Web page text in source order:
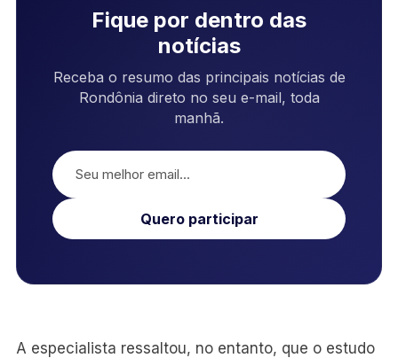
Fique por dentro das
notícias
Receba o resumo das principais notícias de
Rondônia direto no seu e-mail, toda
manhã.
Quero participar
A especialista ressaltou, no entanto, que o estudo